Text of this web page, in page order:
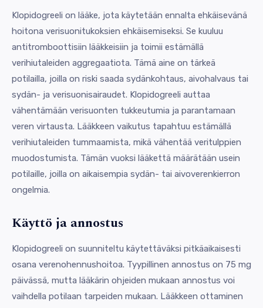
Klopidogreeli on lääke, jota käytetään ennalta ehkäisevänä
hoitona verisuonitukoksien ehkäisemiseksi. Se kuuluu
antitromboottisiin lääkkeisiin ja toimii estämällä
verihiutaleiden aggregaatiota. Tämä aine on tärkeä
potilailla, joilla on riski saada sydänkohtaus, aivohalvaus tai
sydän- ja verisuonisairaudet. Klopidogreeli auttaa
vähentämään verisuonten tukkeutumia ja parantamaan
veren virtausta. Lääkkeen vaikutus tapahtuu estämällä
verihiutaleiden tummaamista, mikä vähentää veritulppien
muodostumista. Tämän vuoksi lääkettä määrätään usein
potilaille, joilla on aikaisempia sydän- tai aivoverenkierron
ongelmia.
Käyttö ja annostus
Klopidogreeli on suunniteltu käytettäväksi pitkäaikaisesti
osana verenohennushoitoa. Tyypillinen annostus on 75 mg
päivässä, mutta lääkärin ohjeiden mukaan annostus voi
vaihdella potilaan tarpeiden mukaan. Lääkkeen ottaminen